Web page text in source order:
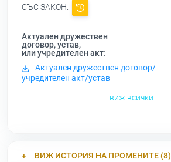
СЪС ЗАКОН.
Актуален дружествен
договор, устав,
или учредителен акт:
Актуален дружествен договор/
учредителен акт/устав
виж всички
ВИЖ ИСТОРИЯ НА ПРОМЕНИТЕ (8)